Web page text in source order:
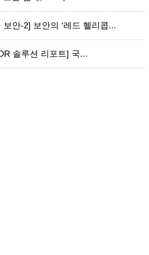
안-2] 보안의 ‘레드 헬리콥...
솔루션 리포트] 국...